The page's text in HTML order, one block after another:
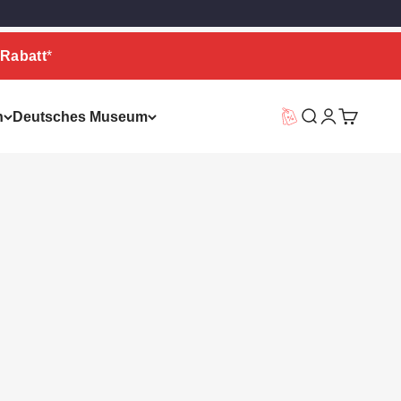
*
Deutsches Museum Vorteilswelt
Suche